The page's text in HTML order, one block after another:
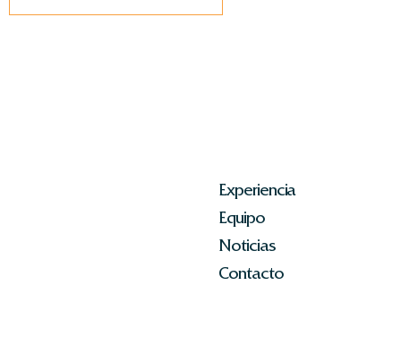
Experiencia
Equipo
Noticias
Contacto